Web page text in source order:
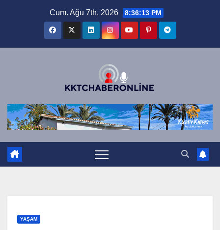
Cum. Ağu 7th, 2026 8:36:14 PM
YAŞAM